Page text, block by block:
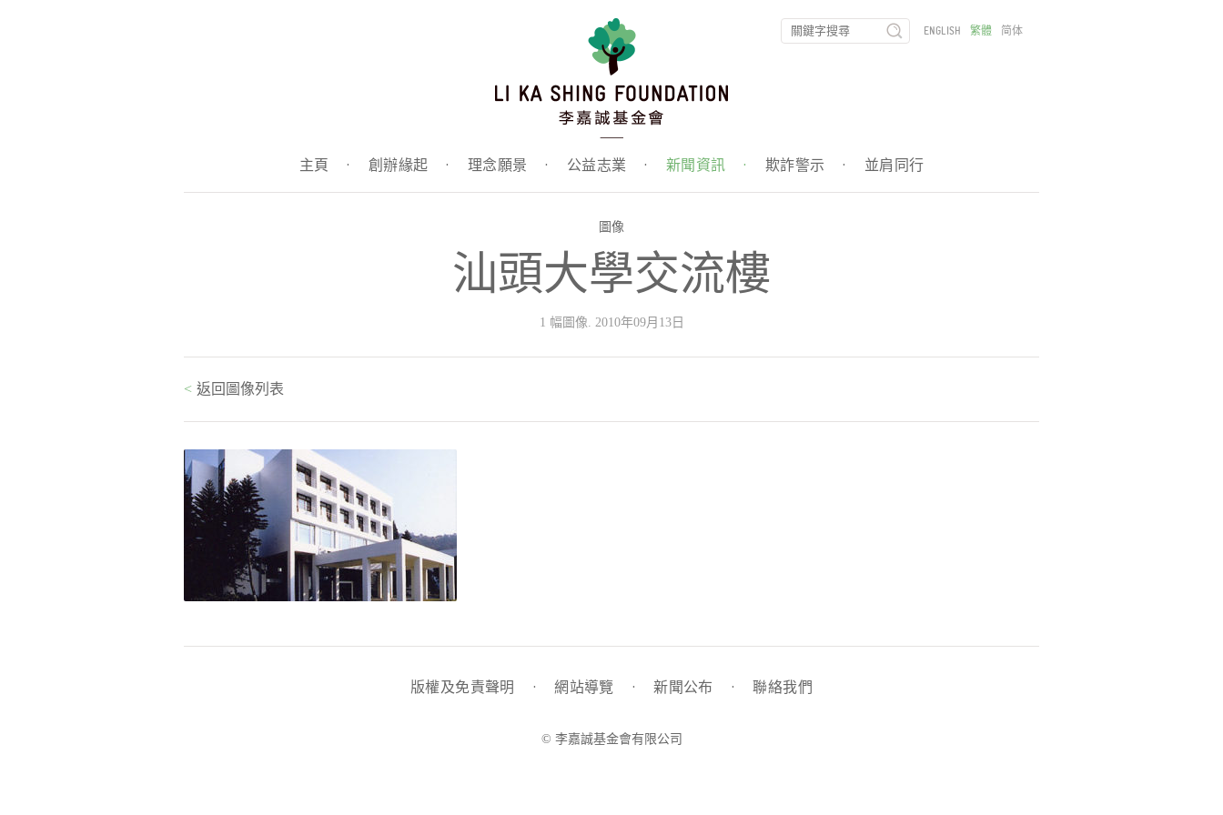
主頁 · 創辦緣起 · 理念願景 · 公益志業 · 新聞資訊 · 欺詐警示 · 並肩同行
ENGLISH 繁體 简体
圖像
汕頭大學交流樓
1 幅圖像. 2010年09月13日
< 返回圖像列表
版權及免責聲明 · 網站導覽 · 新聞公布 · 聯絡我們
© 李嘉誠基金會有限公司